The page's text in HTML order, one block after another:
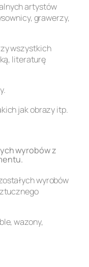
artystów
grawerzy,
wszystkich
literaturę
jak obrazy itp.
wyrobów z
wyrobów
wazony,